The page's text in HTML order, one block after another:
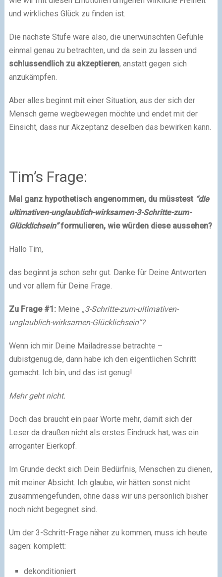
und wirkliches Glück zu finden ist.
Die nächste Stufe wäre also, die unerwünschten Gefühle
einmal genau zu betrachten, und da sein zu lassen und
schlussendlich zu akzeptieren, anstatt gegen sich
anzukämpfen.
Aber alles beginnt mit einer Situation, aus der sich der
Mensch gerne wegbewegen möchte und endet mit der
Einsicht, dass nur Akzeptanz deselben das bewirken kann.
Tim’s Frage:
Mal ganz hypothetisch angenommen, du müsstest “die
ultimativen-unglaublich-wirksamen-3-Schritte-zum-
Glücklichsein”formulieren, wie würden diese aussehen?
Hallo Tim,
das beginnt ja schon sehr gut. Danke für Deine Antworten
und vor allem für Deine Frage.
Zu Frage #1: Meine „3-Schritte-zum-ultimativen-
unglaublich-wirksamen-Glücklichsein“?
Wenn ich mir Deine Mailadresse betrachte –
dubistgenug.de, dann habe ich den eigentlichen Schritt
gemacht. Ich bin, und das ist genug!
Mehr geht nicht.
Doch das braucht ein paar Worte mehr, damit sich der
Leser da draußen nicht als erstes Eindruck hat, was ein
arroganter Eierkopf.
Im Grunde deckt sich Dein Bedürfnis, Menschen zu dienen,
mit meiner Absicht. Ich glaube, wir hätten sonst nicht
zusammengefunden, ohne dass wir uns persönlich bisher
noch nicht begegnet sind.
Um der 3-Schritt-Frage näher zu kommen, muss ich heute
sagen: komplett:
dekonditioniert